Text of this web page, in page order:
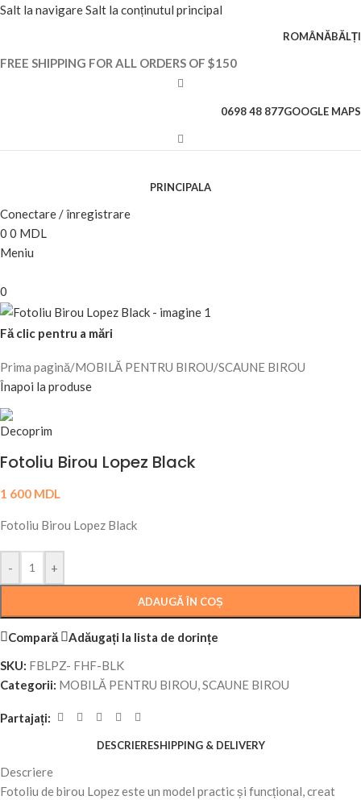
Salt la navigareSalt la conținutul principal
ROMÂNĂBĂLȚI
FREE SHIPPING FOR ALL ORDERS OF $150
0698 48 877GOOGLE MAPS
PRINCIPALA
Conectare / înregistrare
0 0 MDL
Meniu
0
Fă clic pentru a mări
Prima pagină/MOBILĂ PENTRU BIROU/SCAUNE BIROU
Înapoi la produse
Fotoliu Birou Lopez Black
1 600 MDL
Fotoliu Birou Lopez Black
- +
ADAUGĂ ÎN COȘ
Compară
Adăugați la lista de dorințe
SKU: FBLPZ- FHF-BLK
Categorii: MOBILĂ PENTRU BIROU,SCAUNE BIROU
Partajați:
DESCRIERESHIPPING & DELIVERY
Descriere
Fotoliu de birou Lopez este un model practic și funcțional, creat